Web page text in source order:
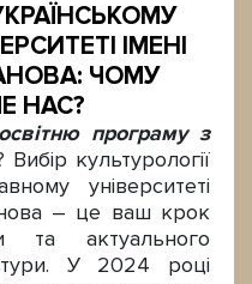
ІМЕНІ
ЧОМУ
НАС?
програму з
Вибір культурології
університеті
– це ваш крок
та актуального
У 2024 році